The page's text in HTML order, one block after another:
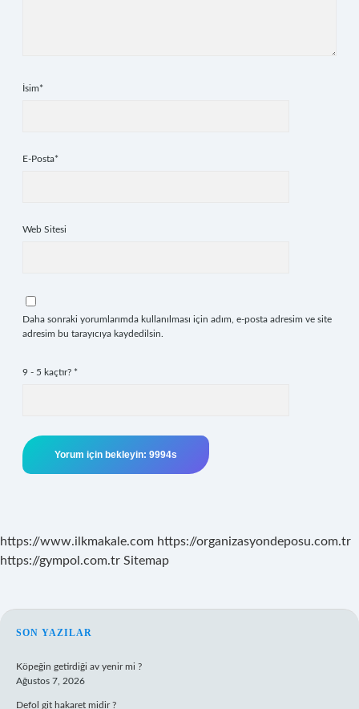
İsim*
E-Posta*
Web Sitesi
Daha sonraki yorumlarımda kullanılması için adım, e-posta adresim ve site
adresim bu tarayıcıya kaydedilsin.
9 - 5 kaçtır? *
https://www.ilkmakale.com https://organizasyondeposu.com.tr
https://gympol.com.tr Sitemap
SIDEBAR
SON YAZILAR
Köpeğin getirdiği av yenir mi ?
Ağustos 7, 2026
Defol git hakaret midir ?